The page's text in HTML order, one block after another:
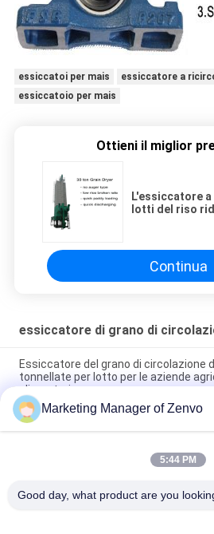
essiccatoi per mais
essiccatore a
essiccatoio per mais
Ottieni il miglior
L'essiccatore
lotti del riso
Continua
essiccatore di grano di
Essiccatore del grano di circolazione
tonnellate per lotto per le aziende
alimentari
L'essiccatore a ricircolazione in lotti
l'inquinamento per mais / seme di
Essiccatore a circolazione di grano
Marketing Manager of Zenvo
5:44 PM
Good day, what product are you